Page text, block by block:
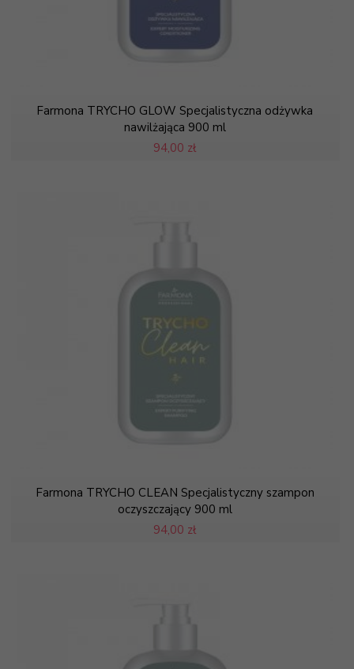
Farmona TRYCHO GLOW Specjalistyczna odżywka
nawilżająca 900 ml
94,00 zł
Farmona TRYCHO CLEAN Specjalistyczny szampon
oczyszczający 900 ml
94,00 zł